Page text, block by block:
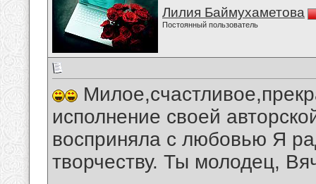
Лилия Баймухаметова
Постоянный пользователь
исполнение своей
восприняла с любовью Я
творчеству. Ты молодец,